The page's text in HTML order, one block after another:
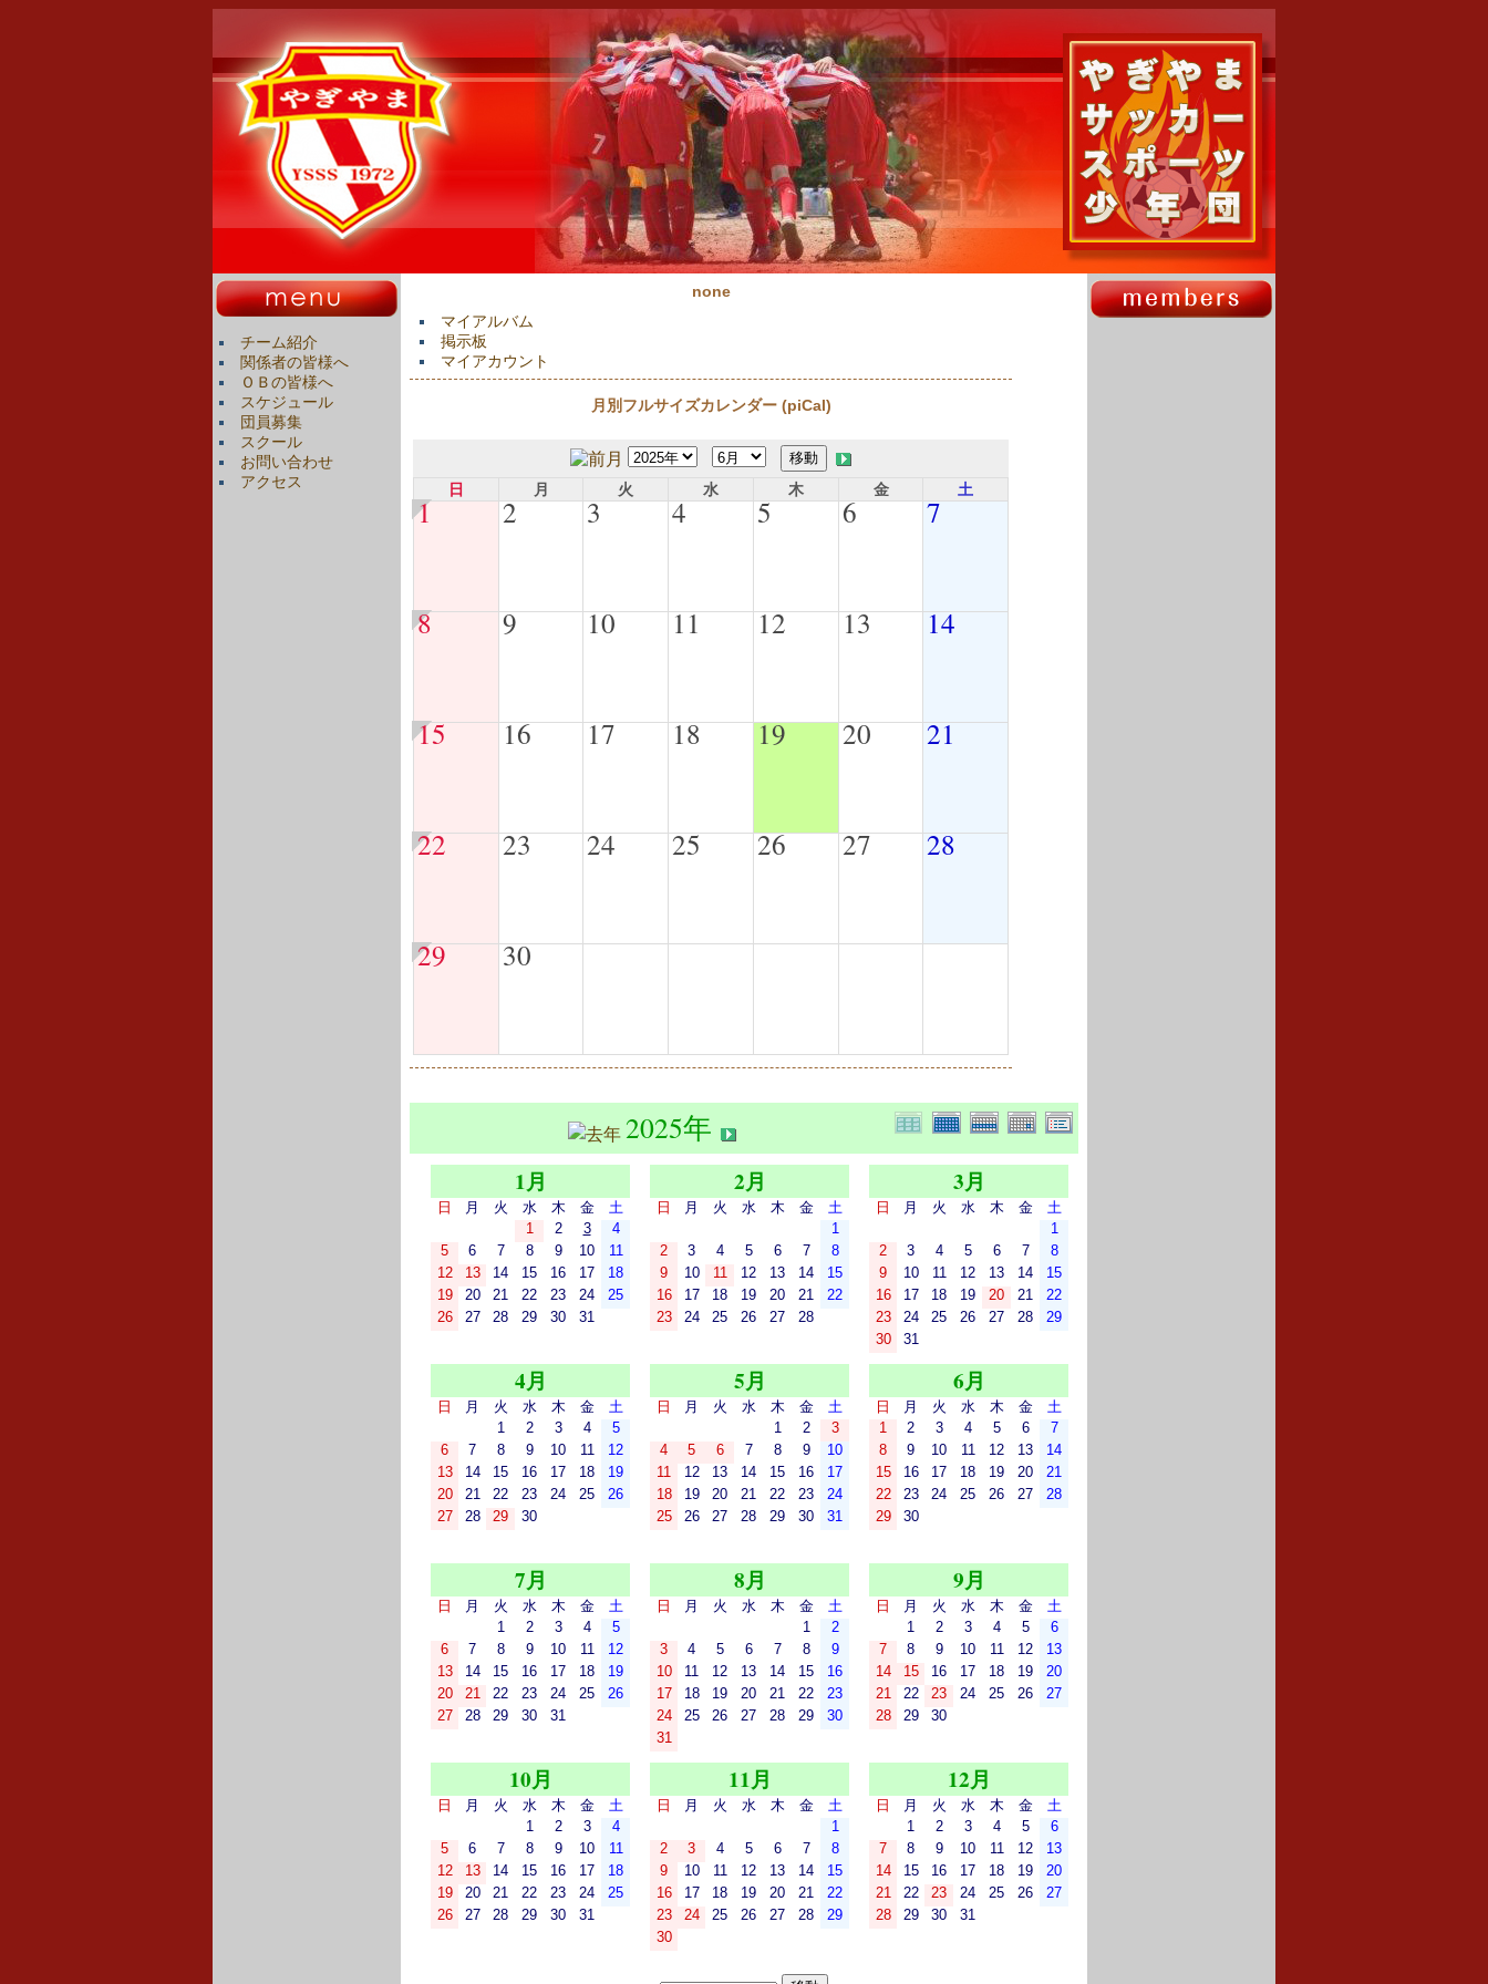
チーム紹介
関係者の皆様へ
ＯＢの皆様へ
スケジュール
団員募集
スクール
お問い合わせ
アクセス
none
マイアルバム
掲示板
マイアカウント
月別フルサイズカレンダー (piCal)
日 月 火 水 木 金 土
1 2 3 4 5 6 7
8 9 10 11 12 13 14
15 16 17 18 19 20 21
22 23 24 25 26 27 28
29 30
2025年
1月
日 月 火 水 木 金
土
1
2 3
4
5
6 7 8 9 10
11
12
13 14 15 16 17
18
19
20 21 22 23 24
25
26
27 28 29 30 31
2月
日 月 火 水 木 金
土
1
2
3 4 5 6 7
8
9
10 11 12 13 14
15
16
17 18 19 20 21
22
23
24 25 26 27 28
3月
日 月 火 水 木 金
土
1
2
3 4 5 6 7
8
9
10 11 12 13 14
15
16
17 18 19 20 21
22
23
24 25 26 27 28
29
30
31
4月
日 月 火 水 木 金
土
1
2 3 4
5
6
7 8 9 10 11
12
13
14 15 16 17 18
19
20
21 22 23 24 25
26
27
28 29 30
5月
日 月 火 水 木 金
土
1
2
3
4
5 6 7 8 9
10
11
12 13 14 15 16
17
18
19 20 21 22 23
24
25
26 27 28 29 30 31
6月
日 月 火 水 木 金
土
1
2 3 4 5 6
7
8
9 10 11 12 13
14
15
16 17 18 19 20
21
22
23 24 25 26 27
28
29
30
7月
日 月 火 水 木 金
土
1
2 3 4
5
6
7 8 9 10 11
12
13
14 15 16 17 18
19
20
21 22 23 24 25
26
27
28 29 30 31
8月
日 月 火 水 木 金
土
1
2
3
4 5 6 7 8
9
10
11 12 13 14 15
16
17
18 19 20 21 22
23
24
25 26 27 28 29
30
31
9月
日 月 火 水 木 金
土
1
2 3 4 5
6
7
8 9 10 11 12
13
14
15 16 17 18 19
20
21
22 23 24 25 26
27
28
29 30
10月
日 月 火 水 木 金
土
1
2 3
4
5
6 7 8 9 10
11
12
13 14 15 16 17
18
19
20 21 22 23 24
25
26
27 28 29 30 31
11月
日 月 火 水 木 金
土
1
2
3 4 5 6 7
8
9
10 11 12 13 14
15
16
17 18 19 20 21
22
23
24 25 26 27 28
29
30
12月
日 月 火 水 木 金
土
1
2 3 4 5
6
7
8 9 10 11 12
13
14
15 16 17 18 19
20
21
22 23 24 25 26
27
28
29 30 31